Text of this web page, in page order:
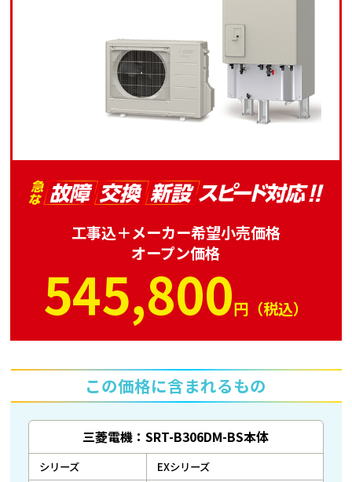
工事込＋メーカー希望小売価格
オープン価格
545,800円（税込）
この価格に含まれるもの
三菱電機：SRT-B306DM-BS本体
シリーズ
EXシリーズ